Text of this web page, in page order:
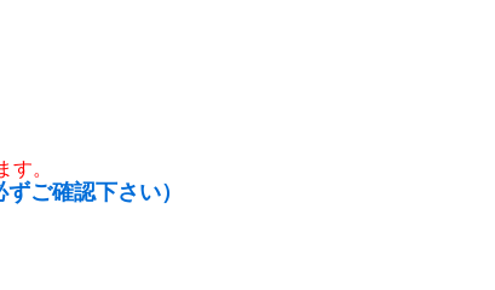
。
ご確認下さい）